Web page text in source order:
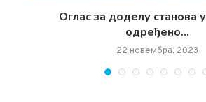
Oглас за доделу станова
одређено...
22 новембра, 2023